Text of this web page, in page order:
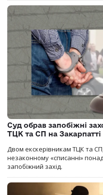
Суд обрав запобіжні
ТЦК та СП на Закарпатті
Двом екскерівникам ТЦК та
незаконному «списанні»
запобіжний захід.